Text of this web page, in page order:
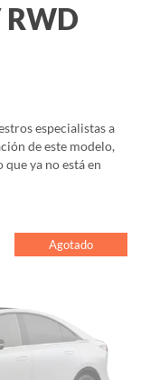
RWD
especialistas a
de este modelo,
ya no está en
Agotado